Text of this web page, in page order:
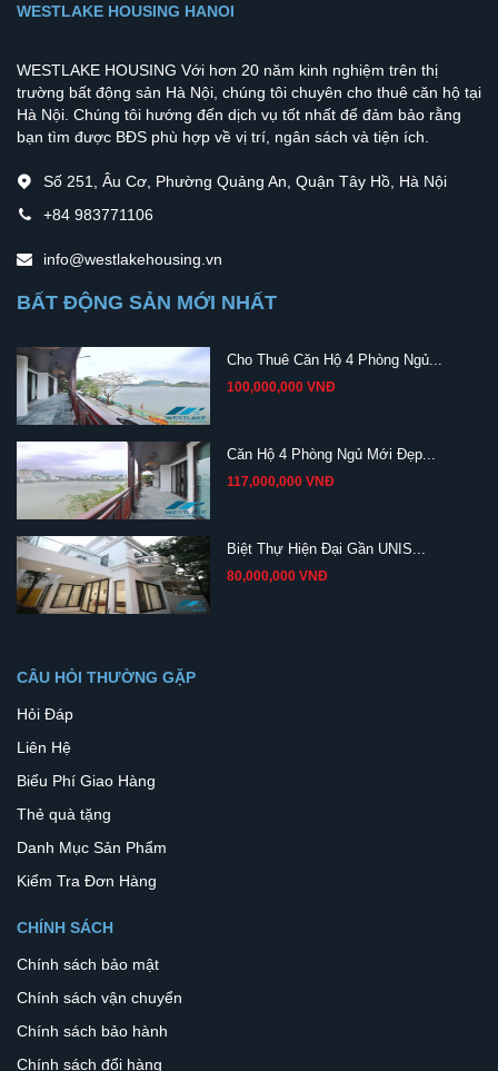
WESTLAKE HOUSING HANOI
WESTLAKE HOUSING Với hơn 20 năm kinh nghiệm trên thị
trường bất động sản Hà Nội, chúng tôi chuyên cho thuê căn hộ tại
Hà Nội. Chúng tôi hướng đến dịch vụ tốt nhất để đảm bảo rằng
bạn tìm được BĐS phù hợp về vị trí, ngân sách và tiện ích.
Số 251, Âu Cơ, Phường Quảng An, Quận Tây Hồ, Hà Nội
+84 983771106
info@westlakehousing.vn
BẤT ĐỘNG SẢN MỚI NHẤT
Cho Thuê Căn Hộ 4 Phòng Ngủ...
100,000,000 VNĐ
Căn Hộ 4 Phòng Ngủ Mới Đẹp...
117,000,000 VNĐ
Biệt Thự Hiện Đại Gần UNIS...
80,000,000 VNĐ
CÂU HỎI THƯỜNG GẶP
Hỏi Đáp
Liên Hệ
Biểu Phí Giao Hàng
Thẻ quà tặng
Danh Mục Sản Phẩm
Kiểm Tra Đơn Hàng
CHÍNH SÁCH
Chính sách bảo mật
Chính sách vận chuyển
Chính sách bảo hành
Chính sách đổi hàng